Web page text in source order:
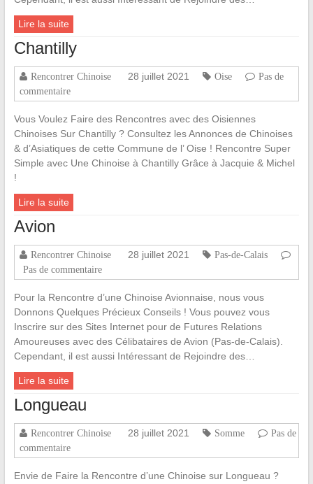
Lire la suite
Chantilly
Rencontrer Chinoise 28 juillet 2021 Oise
Pas de
commentaire
Vous Voulez Faire des Rencontres avec des Oisiennes
Chinoises Sur Chantilly ? Consultez les Annonces de Chinoises
& d’Asiatiques de cette Commune de l’ Oise ! Rencontre Super
Simple avec Une Chinoise à Chantilly Grâce à Jacquie & Michel
!
Lire la suite
Avion
Rencontrer Chinoise 28 juillet 2021
Pas-de-Calais
Pas de commentaire
Pour la Rencontre d’une Chinoise Avionnaise, nous vous
Donnons Quelques Précieux Conseils ! Vous pouvez vous
Inscrire sur des Sites Internet pour de Futures Relations
Amoureuses avec des Célibataires de Avion (Pas-de-Calais).
Cependant, il est aussi Intéressant de Rejoindre des…
Lire la suite
Longueau
Rencontrer Chinoise 28 juillet 2021 Somme
Pas de
commentaire
Envie de Faire la Rencontre d’une Chinoise sur Longueau ?